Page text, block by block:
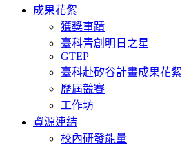
成果花絮
獲獎事蹟
臺科青創明日之星
GTEP
臺科赴矽谷計畫成果花絮
歷屆競賽
工作坊
資源連結
校內研發能量